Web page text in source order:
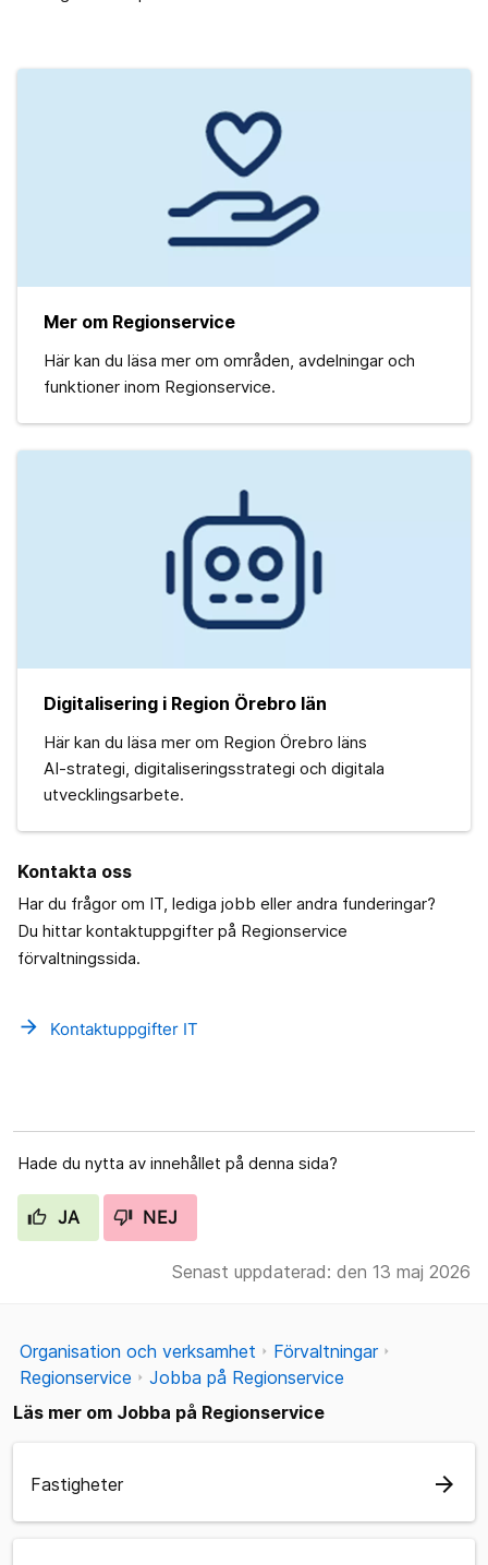
Mer om Regionservice
Här kan du läsa mer om områden, avdelningar och
funktioner inom Regionservice.
Digitalisering i Region Örebro län
Här kan du läsa mer om Region Örebro läns
AI‑strategi, digitaliseringsstrategi och digitala
utvecklingsarbete.
Kontakta oss
Har du frågor om IT, lediga jobb eller andra funderingar?
Du hittar kontaktuppgifter på Regionservice
förvaltningssida.
arrow_forward Kontaktuppgifter IT
Hade du nytta av innehållet på denna sida?
JA NEJ
Senast uppdaterad: den 13 maj 2026
Organisation och verksamhet
Förvaltningar
Regionservice
Jobba på Regionservice
Läs mer om Jobba på Regionservice
Fastigheter arrow_forward